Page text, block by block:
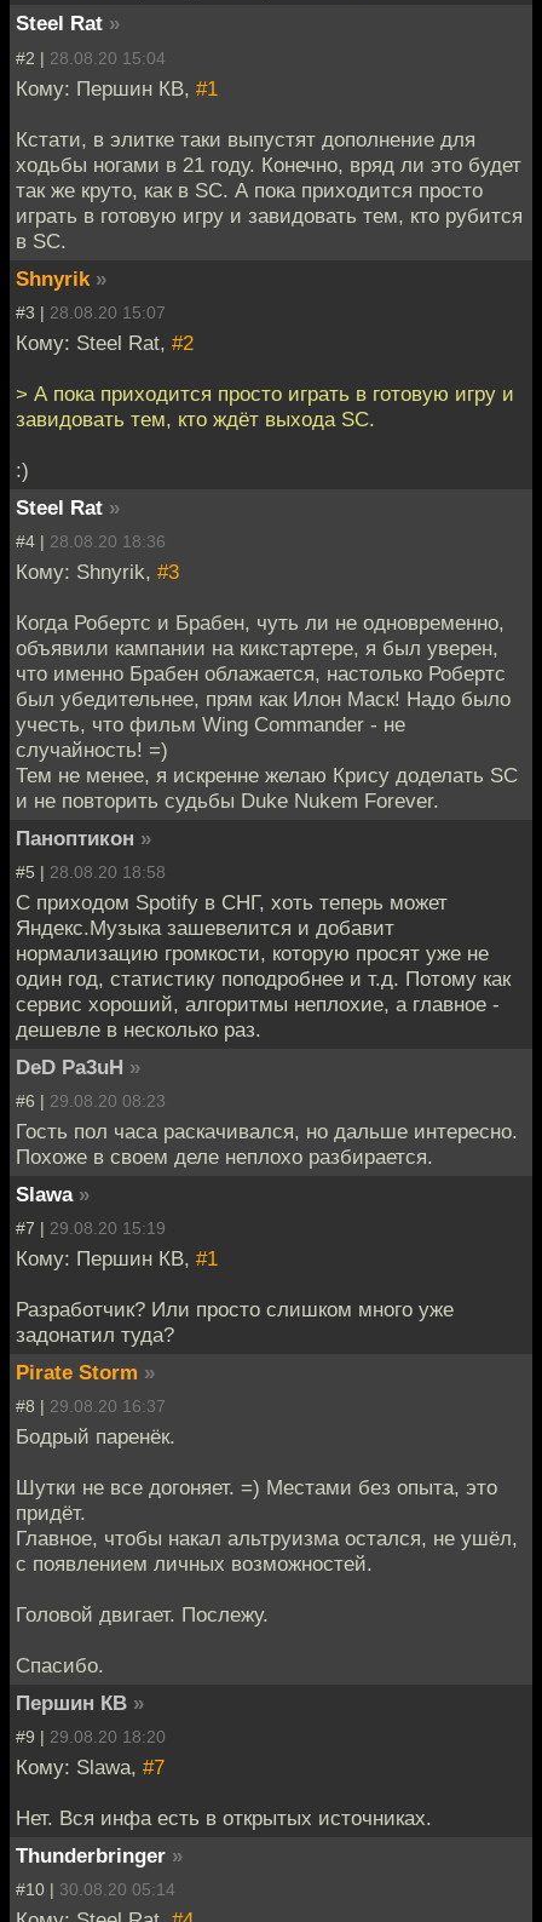
Steel Rat »
#2 | 28.08.20 15:04
Кому: Першин КВ, #1
Кстати, в элитке таки выпустят дополнение для
ходьбы ногами в 21 году. Конечно, вряд ли это будет
так же круто, как в SC. А пока приходится просто
играть в готовую игру и завидовать тем, кто рубится
в SC.
Shnyrik »
#3 | 28.08.20 15:07
Кому: Steel Rat, #2
> А пока приходится просто играть в готовую игру и
завидовать тем, кто ждёт выхода SC.
:)
Steel Rat »
#4 | 28.08.20 18:36
Кому: Shnyrik, #3
Когда Робертс и Брабен, чуть ли не одновременно,
объявили кампании на кикстартере, я был уверен,
что именно Брабен облажается, настолько Робертс
был убедительнее, прям как Илон Маск! Надо было
учесть, что фильм Wing Commander - не
случайность! =)
Тем не менее, я искренне желаю Крису доделать SC
и не повторить судьбы Duke Nukem Forever.
Паноптикон »
#5 | 28.08.20 18:58
С приходом Spotify в СНГ, хоть теперь может
Яндекс.Музыка зашевелится и добавит
нормализацию громкости, которую просят уже не
один год, статистику поподробнее и т.д. Потому как
сервис хороший, алгоритмы неплохие, а главное -
дешевле в несколько раз.
DeD Pa3uH »
#6 | 29.08.20 08:23
Гость пол часа раскачивался, но дальше интересно.
Похоже в своем деле неплохо разбирается.
Slawa »
#7 | 29.08.20 15:19
Кому: Першин КВ, #1
Разработчик? Или просто слишком много уже
задонатил туда?
Pirate Storm »
#8 | 29.08.20 16:37
Бодрый паренёк.
Шутки не все догоняет. =) Местами без опыта, это
придёт.
Главное, чтобы накал альтруизма остался, не ушёл,
с появлением личных возможностей.
Головой двигает. Послежу.
Спасибо.
Першин КВ »
#9 | 29.08.20 18:20
Кому: Slawa, #7
Нет. Вся инфа есть в открытых источниках.
Thunderbringer »
#10 | 30.08.20 05:14